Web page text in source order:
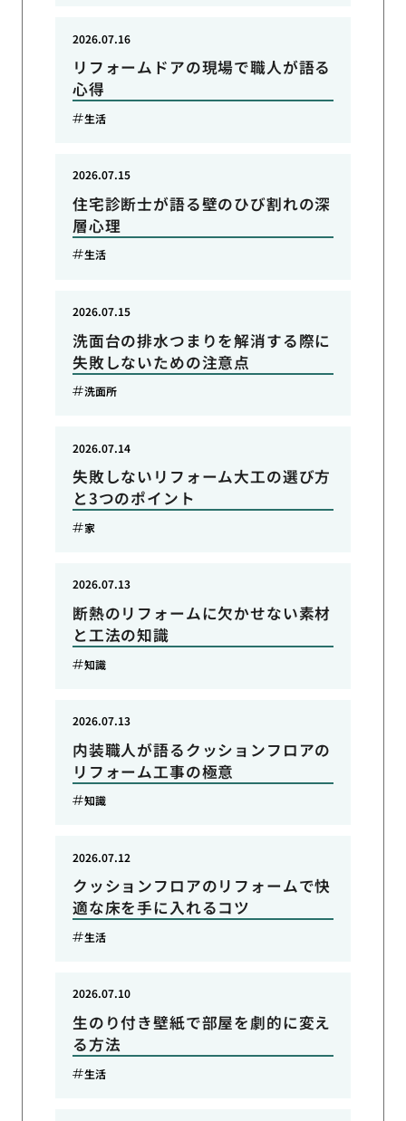
リフォームドアの現場で職人が語る
心得
2026.07.16
生活
住宅診断士が語る壁のひび割れの深
層心理
2026.07.15
生活
洗面台の排水つまりを解消する際に
失敗しないための注意点
2026.07.15
洗面所
失敗しないリフォーム大工の選び方
と3つのポイント
2026.07.14
家
断熱のリフォームに欠かせない素材
と工法の知識
2026.07.13
知識
内装職人が語るクッションフロアの
リフォーム工事の極意
2026.07.13
知識
クッションフロアのリフォームで快
適な床を手に入れるコツ
2026.07.12
生活
生のり付き壁紙で部屋を劇的に変え
る方法
2026.07.10
生活